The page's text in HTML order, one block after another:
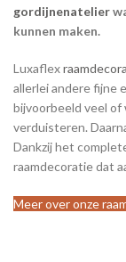
gordijnenatelier
kunnen maken.
Luxaflex
allerlei andere fijne
bijvoorbeeld veel of
verduisteren.
Dankzij het
raamdecoratie dat
Meer over onze